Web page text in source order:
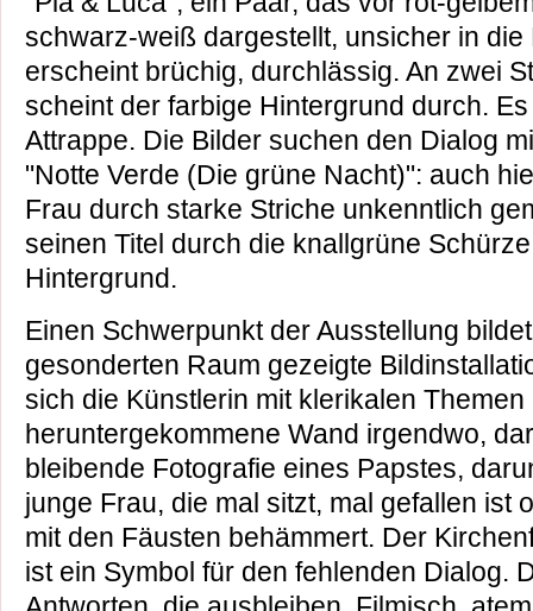
schwarz-weiß dargestellt, unsicher in die
erscheint brüchig, durchlässig. An zwei
scheint der farbige Hintergrund durch.
Attrappe. Die Bilder suchen den Dialog
"Notte Verde (Die grüne Nacht)": auch
Frau durch starke Striche unkenntlich
seinen Titel durch die knallgrüne
Hintergrund.
Einen Schwerpunkt der Ausstellung
gesonderten Raum gezeigte
sich die Künstlerin mit klerikalen
heruntergekommene Wand irgendwo,
bleibende Fotografie eines Papstes,
junge Frau, die mal sitzt, mal gefallen ist
mit den Fäusten behämmert. Der
ist ein Symbol für den fehlenden Dialog.